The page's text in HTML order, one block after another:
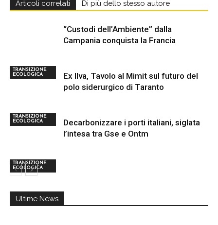
Articoli correlati Di più dello stesso autore
TRANSIZIONE
ECOLOGICA
“Custodi dell’Ambiente” dalla
Campania conquista la Francia
TRANSIZIONE
ECOLOGICA
Ex Ilva, Tavolo al Mimit sul futuro del
polo siderurgico di Taranto
TRANSIZIONE
ECOLOGICA
Decarbonizzare i porti italiani, siglata
l’intesa tra Gse e Ontm
Ultime News